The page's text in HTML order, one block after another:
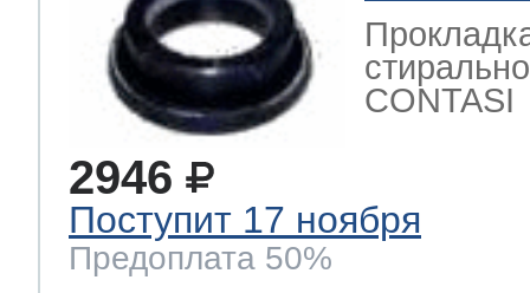
CONTASI
2946
Поступит 17 ноября
Предоплата 50%